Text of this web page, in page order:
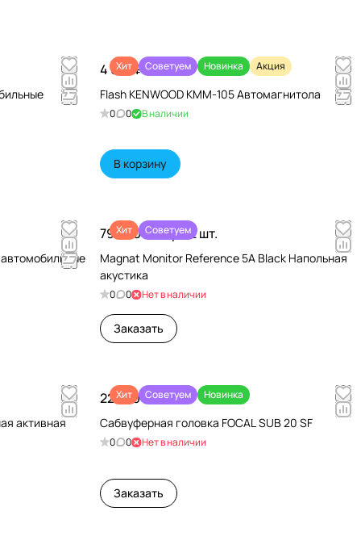
Хит Советуем Новинка Акция
4 670 ₽/шт
Flash KENWOOD KMM-105 Автомагнитола
0 0 В наличии
В корзину
Хит Советуем
79 990 ₽/Пара 2 шт.
Magnat Monitor Reference 5A Black Напольная
акустика
0 0 Нет в наличии
Заказать
активная
Хит Советуем Новинка
22 680 ₽/шт
Сабвуферная головка FOCAL SUB 20 SF
0 0 Нет в наличии
Заказать